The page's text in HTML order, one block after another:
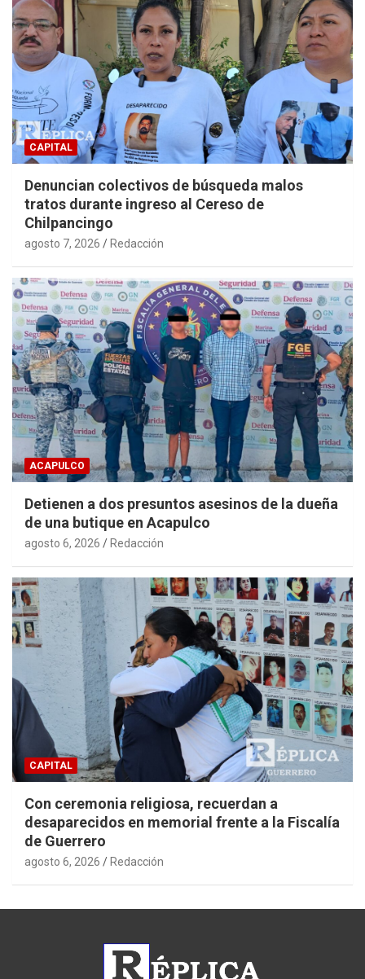
CAPITAL
Denuncian colectivos de búsqueda malos
tratos durante ingreso al Cereso de
Chilpancingo
agosto 7, 2026 Redacción
ACAPULCO
Detienen a dos presuntos asesinos de la dueña
de una butique en Acapulco
agosto 6, 2026 Redacción
CAPITAL
Con ceremonia religiosa, recuerdan a
desaparecidos en memorial frente a la Fiscalía
de Guerrero
agosto 6, 2026 Redacción